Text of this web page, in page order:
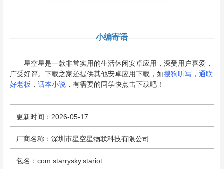
小编寄语
星空星是一款非常实用的生活休闲安卓应用，深受用户喜爱，
广受好评。下载之家还提供其他安卓应用下载，如搜狗听写 ， 通联
好老板 ， 话本小说，有需要的同学快点击下载吧！
更新时间：2026-05-17
厂商名称：深圳市星空星物联科技有限公司
包名：com.starrysky.stariot